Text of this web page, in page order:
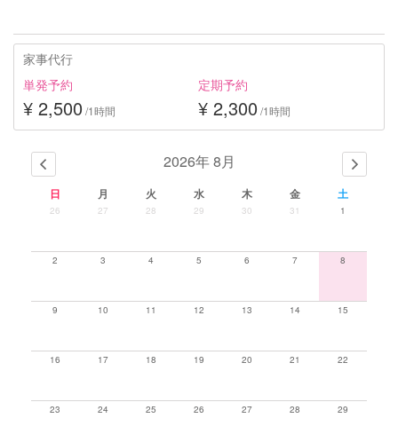
家事代行
単発予約
¥ 2,500 /1時間
定期予約
¥ 2,300 /1時間
2026年 8月
日 月 火 水 木 金 土
26 27 28 29 30 31 1
2 3 4 5 6 7 8
9 10 11 12 13 14 15
16 17 18 19 20 21 22
23 24 25 26 27 28 29